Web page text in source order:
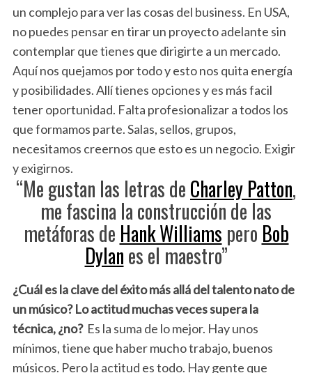
un complejo para ver las cosas del business. En USA,
no puedes pensar en tirar un proyecto adelante sin
contemplar que tienes que dirigirte a un mercado.
Aquí nos quejamos por todo y esto nos quita energía
y posibilidades. Allí tienes opciones y es más facil
tener oportunidad. Falta profesionalizar a todos los
que formamos parte. Salas, sellos, grupos,
necesitamos creernos que esto es un negocio. Exigir
y exigirnos.
“Me gustan las letras deCharley Patton,
me fascina la construcción de las
metáforas de Hank Williams pero Bob
Dylanes el maestro”
¿Cuál es la clave del éxito más allá del talento nato de
un músico? Lo actitud muchas veces supera la
técnica, ¿no? Es la suma de lo mejor. Hay unos
mínimos, tiene que haber mucho trabajo, buenos
músicos. Pero la actitud es todo. Hay gente que